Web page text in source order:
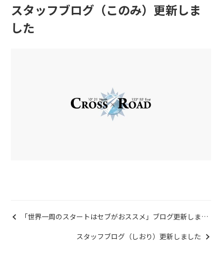
スタッフブログ（このみ）更新しま
した
「世界一周のスタートはセブがおススメ」ブログ更新しまし
スタッフブログ（しおり）更新しました